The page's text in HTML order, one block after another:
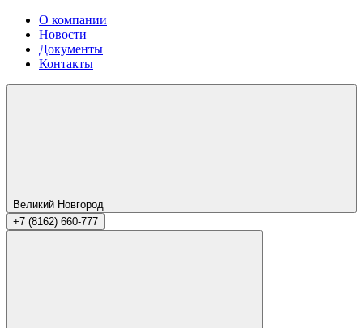
О компании
Новости
Документы
Контакты
Великий Новгород
+7 (8162) 660-777